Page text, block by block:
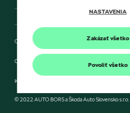
Ochrana osobných údajov
Cookies
Kontakt
© 2022 AUTO BORS a Škoda Auto Slovensko s.r.o.
NASTAVENIA
Zakázať všetko
Povoliť všetko